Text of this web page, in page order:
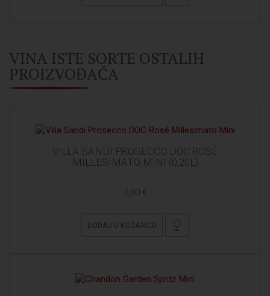
VINA ISTE SORTE OSTALIH
PROIZVOĐAČA
VILLA SANDI PROSECCO DOC ROSÉ
MILLESIMATO MINI (0,20L)
3,80 €
DODAJ U KOŠARICU